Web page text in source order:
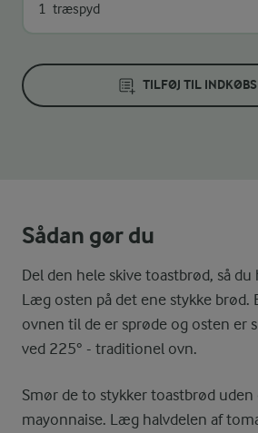
1 træspyd
TILFØJ TIL
Sådan gør du
Del den hele skive toastbrød, så du
Læg osten på det ene stykke brød.
ovnen til de er sprøde og osten er
ved 225° - traditionel ovn.
Smør de to stykker toastbrød uden
mayonnaise. Læg halvdelen af